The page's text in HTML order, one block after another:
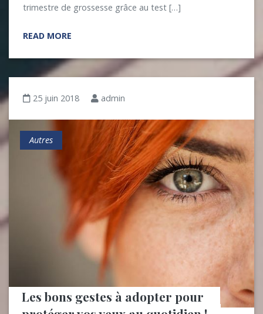
trimestre de grossesse grâce au test […]
READ MORE
25 juin 2018 admin
Autres
Les bons gestes à adopter pour